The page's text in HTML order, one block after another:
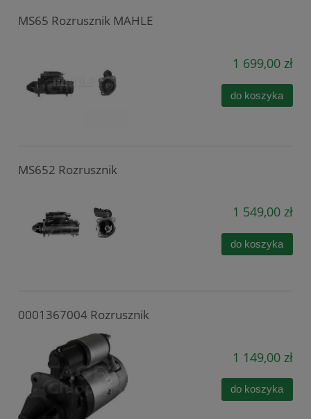
MS65 Rozrusznik MAHLE
1 699,00 zł
do koszyka
MS652 Rozrusznik
1 549,00 zł
do koszyka
0001367004 Rozrusznik
1 149,00 zł
do koszyka